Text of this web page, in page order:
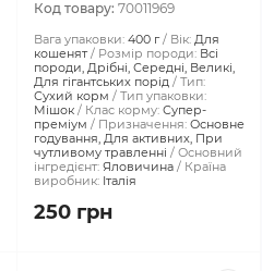
Код товару: 70011969
Вага упаковки: 400 г Вік: Для
кошенят
Розмір породи: Всі
породи, Дрібні, Середні, Великі,
Для гігантських порід
Тип:
Сухий корм
Тип упаковки:
Мішок
Клас корму: Супер-
преміум
Призначення: Основне
годування, Для активних, При
чутливому травленні
Основний
інгредієнт: Яловичина
Країна
виробник: Італія
250 грн